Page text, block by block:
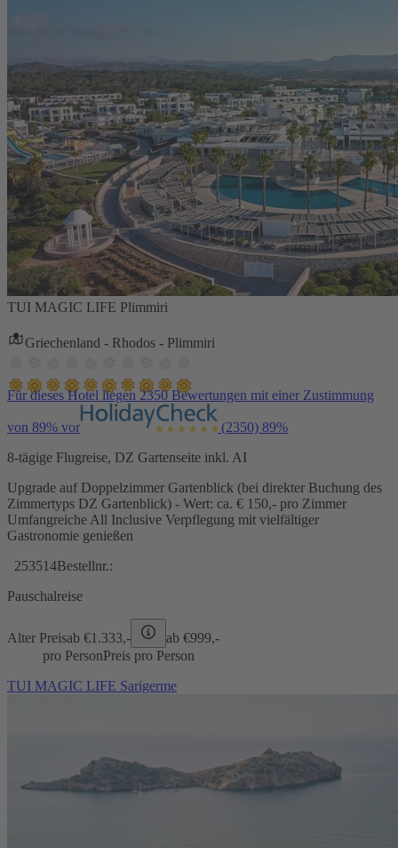
TUI MAGIC LIFE Plimmiri
Griechenland - Rhodos - Plimmiri
Für dieses Hotel liegen 2350 Bewertungen mit einer Zustimmung
von 89% vor (2350) 89%
8-tägige Flugreise, DZ Gartenseite inkl. AI
Upgrade auf Doppelzimmer Gartenblick (bei direkter Buchung des
Zimmertyps DZ Gartenblick) - Wert: ca. € 150,- pro Zimmer
Umfangreiche All Inclusive Verpflegung mit vielfältiger
Gastronomie genießen
253514Bestellnr.:
Pauschalreise
Alter Preisab €1.333,- ab €999,-
pro PersonPreis pro Person
TUI MAGIC LIFE Sarigerme